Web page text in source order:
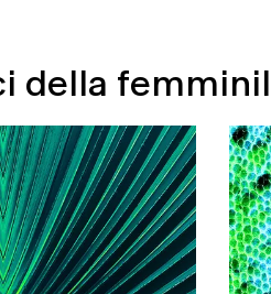
della